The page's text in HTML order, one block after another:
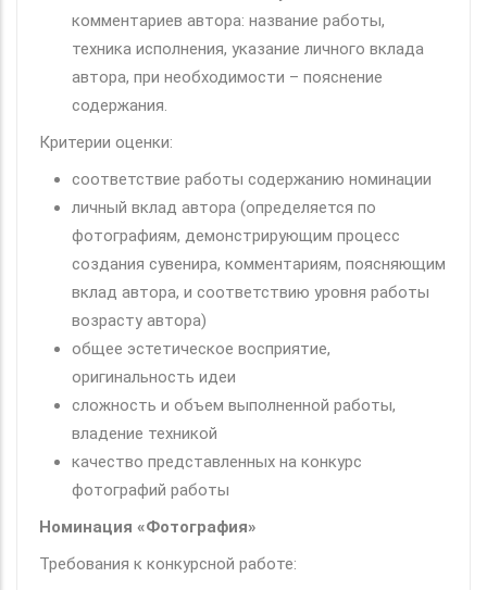
комментариев автора: название работы,
техника исполнения, указание личного вклада
автора, при необходимости – пояснение
содержания.
Критерии оценки:
соответствие работы содержанию номинации
личный вклад автора (определяется по
фотографиям, демонстрирующим процесс
создания сувенира, комментариям, поясняющим
вклад автора, и соответствию уровня работы
возрасту автора)
общее эстетическое восприятие,
оригинальность идеи
сложность и объем выполненной работы,
владение техникой
качество представленных на конкурс
фотографий работы
Номинация «Фотография»
Требования к конкурсной работе: